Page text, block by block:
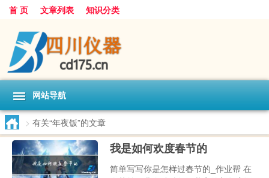
首 页 文章列表 知识分类
网站导航
> 有关“年夜饭”的文章
我是如何欢度春节的
简单写写你是怎样过春节的_作业帮 在